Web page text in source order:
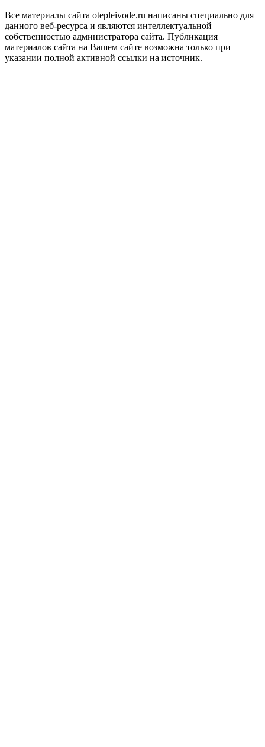
Все материалы сайта otepleivode.ru написаны специально для
данного веб-ресурса и являются интеллектуальной
собственностью администратора сайта. Публикация
материалов сайта на Вашем сайте возможна только при
указании полной активной ссылки на источник.